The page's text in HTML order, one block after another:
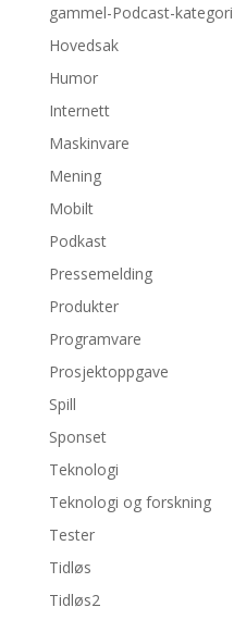
gammel-Podcast-kategori
Hovedsak
Humor
Internett
Maskinvare
Mening
Mobilt
Podkast
Pressemelding
Produkter
Programvare
Prosjektoppgave
Spill
Sponset
Teknologi
Teknologi og forskning
Tester
Tidløs
Tidløs2